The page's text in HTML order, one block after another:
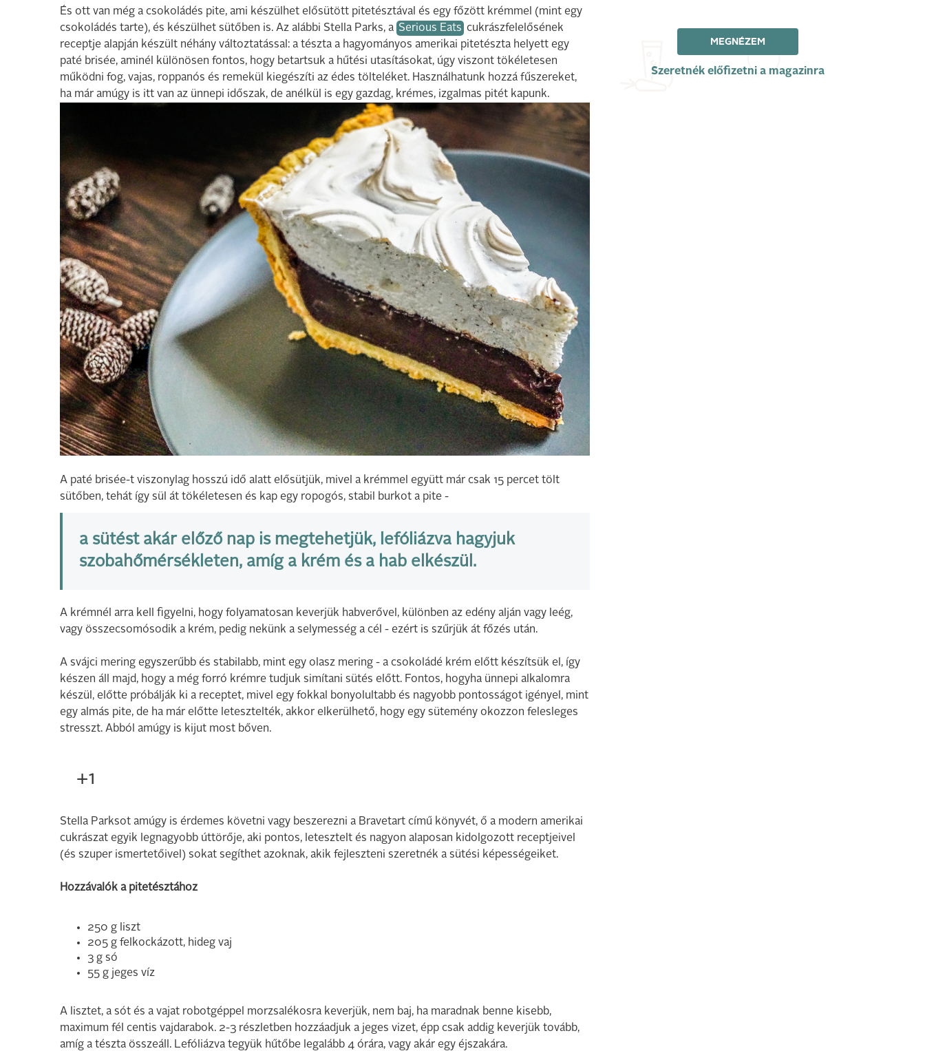
És ott van még a csokoládés pite, ami készülhet elősütött pitetésztával és egy főzött krémmel (mint egy
csokoládés tarte), és készülhet sütőben is. Az alábbi Stella Parks, a Serious Eats cukrászfelelősének
receptje alapján készült néhány változtatással: a tészta a hagyományos amerikai pitetészta helyett egy
paté brisée, aminél különösen fontos, hogy betartsuk a hűtési utasításokat, úgy viszont tökéletesen
működni fog, vajas, roppanós és remekül kiegészíti az édes tölteléket. Használhatunk hozzá fűszereket,
ha már amúgy is itt van az ünnepi időszak, de anélkül is egy gazdag, krémes, izgalmas pitét kapunk.
A paté brisée-t viszonylag hosszú idő alatt elősütjük, mivel a krémmel együtt már csak 15 percet tölt
sütőben, tehát így sül át tökéletesen és kap egy ropogós, stabil burkot a pite -
a sütést akár előző nap is megtehetjük, lefóliázva hagyjuk
szobahőmérsékleten, amíg a krém és a hab elkészül.
A krémnél arra kell figyelni, hogy folyamatosan keverjük habverővel, különben az edény alján vagy leég,
vagy összecsomósodik a krém, pedig nekünk a selymesség a cél - ezért is szűrjük át főzés után.
A svájci mering egyszerűbb és stabilabb, mint egy olasz mering - a csokoládé krém előtt készítsük el, így
készen áll majd, hogy a még forró krémre tudjuk simítani sütés előtt. Fontos, hogyha ünnepi alkalomra
készül, előtte próbálják ki a receptet, mivel egy fokkal bonyolultabb és nagyobb pontosságot igényel, mint
egy almás pite, de ha már előtte letesztelték, akkor elkerülhető, hogy egy sütemény okozzon felesleges
stresszt. Abból amúgy is kijut most bőven.
+1
Stella Parksot amúgy is érdemes követni vagy beszerezni a Bravetart című könyvét, ő a modern amerikai
cukrászat egyik legnagyobb úttörője, aki pontos, letesztelt és nagyon alaposan kidolgozott receptjeivel
(és szuper ismertetőivel) sokat segíthet azoknak, akik fejleszteni szeretnék a sütési képességeiket.
Hozzávalók a pitetésztához
250 g liszt
205 g felkockázott, hideg vaj
3 g só
55 g jeges víz
A lisztet, a sót és a vajat robotgéppel morzsalékosra keverjük, nem baj, ha maradnak benne kisebb,
maximum fél centis vajdarabok. 2-3 részletben hozzáadjuk a jeges vizet, épp csak addig keverjük tovább,
amíg a tészta összeáll. Lefóliázva tegyük hűtőbe legalább 4 órára, vagy akár egy éjszakára.
MEGNÉZEM
Szeretnék előfizetni a magazinra